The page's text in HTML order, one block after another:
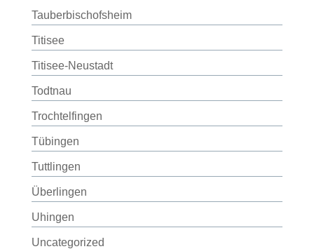
Tauberbischofsheim
Titisee
Titisee-Neustadt
Todtnau
Trochtelfingen
Tübingen
Tuttlingen
Überlingen
Uhingen
Uncategorized